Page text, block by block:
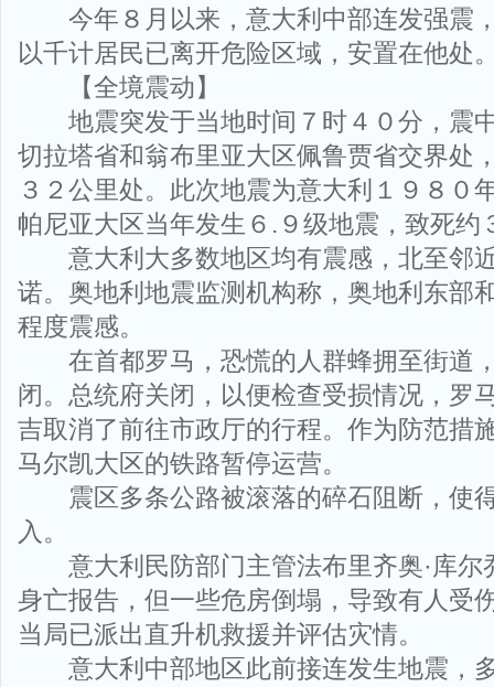
今年８月以来，意大利中部连发强震
以千计居民已离开危险区域，安置在他处
【全境震动】
地震突发于当地时间７时４０分，震
切拉塔省和翁布里亚大区佩鲁贾省交界处
３２公里处。此次地震为意大利１９８０
帕尼亚大区当年发生６.９级地震，致死约
意大利大多数地区均有震感，北至邻
诺。奥地利地震监测机构称，奥地利东部
程度震感。
在首都罗马，恐慌的人群蜂拥至街道
闭。总统府关闭，以便检查受损情况，罗
吉取消了前往市政厅的行程。作为防范措
马尔凯大区的铁路暂停运营。
震区多条公路被滚落的碎石阻断，使
入。
意大利民防部门主管法布里齐奥·库尔
身亡报告，但一些危房倒塌，导致有人受
当局已派出直升机救援并评估灾情。
意大利中部地区此前接连发生地震，